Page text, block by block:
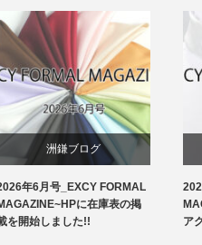
洲鎌ブログ
年6月号_EXCY FORMAL
に在庫表の掲
を開始しました!!
ア